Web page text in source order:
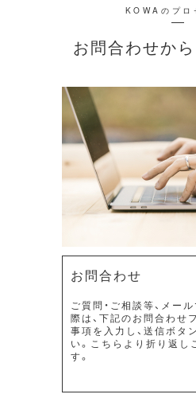
KOWAのプロ
お問合わせか
お問合わせ
ご質問・ご相談等、メー
際は、下記のお問合わせ
事項を入力し、送信ボタ
い。こちらより折り返し
す。